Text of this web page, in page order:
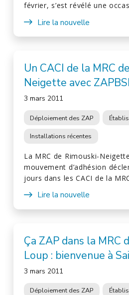
février, s’est révélé une
Lire la nouvelle
Un CACI de la MRC
Neigette avec
3 mars 2011
Déploiement des ZAP
Installations récentes
La MRC de Rimouski-
mouvement d’adhésion
jours dans les CACI de la
Lire la nouvelle
Ça ZAP dans la MRC
Loup : bienvenue à
3 mars 2011
Déploiement des ZAP